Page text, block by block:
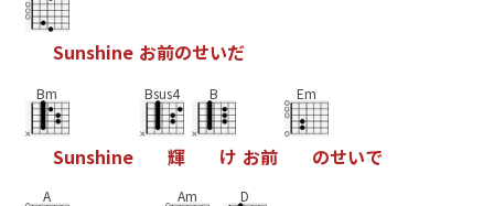
Sunshine お前のせいだ
Bm
Sunshine
Bsus4
輝
B
け お前
Em
のせいで
A Am D